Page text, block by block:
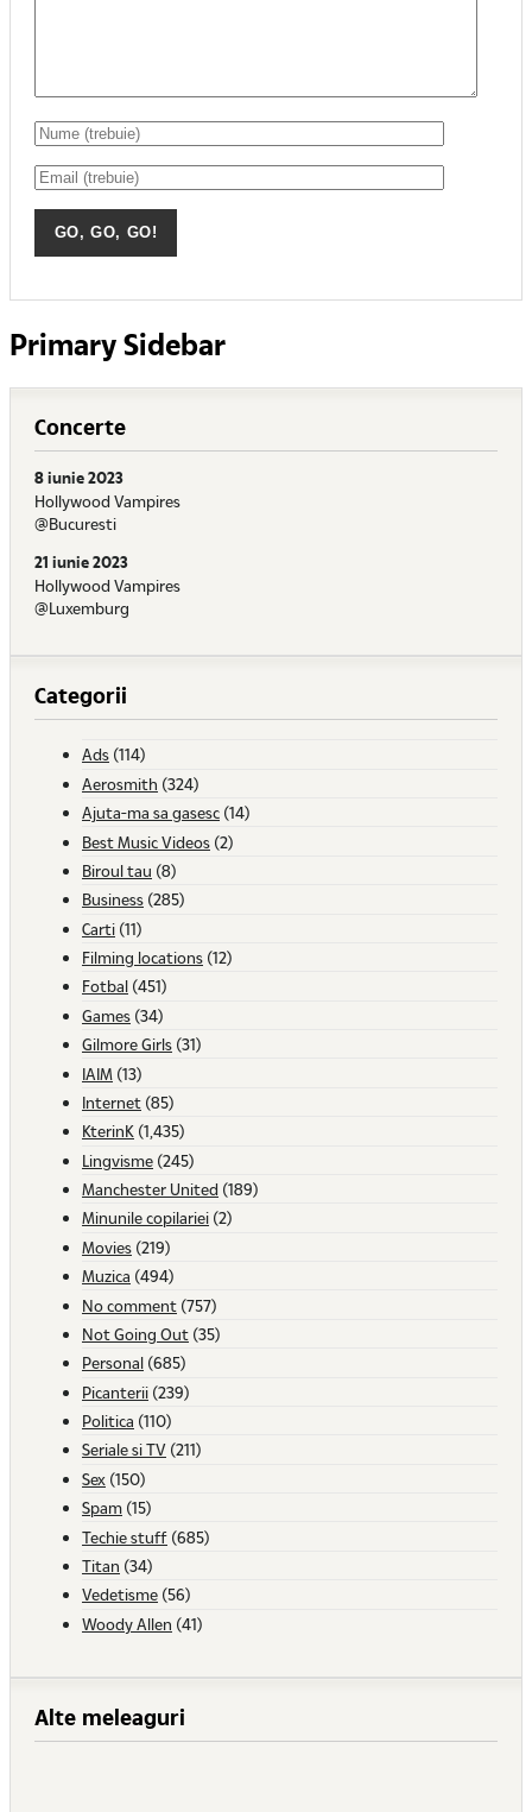
Primary Sidebar
Concerte
8 iunie 2023
Hollywood Vampires
@Bucuresti
21 iunie 2023
Hollywood Vampires
@Luxemburg
Categorii
Ads (114)
Aerosmith (324)
Ajuta-ma sa gasesc (14)
Best Music Videos (2)
Biroul tau (8)
Business (285)
Carti (11)
Filming locations (12)
Fotbal (451)
Games (34)
Gilmore Girls (31)
IAIM (13)
Internet (85)
KterinK (1,435)
Lingvisme (245)
Manchester United (189)
Minunile copilariei (2)
Movies (219)
Muzica (494)
No comment (757)
Not Going Out (35)
Personal (685)
Picanterii (239)
Politica (110)
Seriale si TV (211)
Sex (150)
Spam (15)
Techie stuff (685)
Titan (34)
Vedetisme (56)
Woody Allen (41)
Alte meleaguri